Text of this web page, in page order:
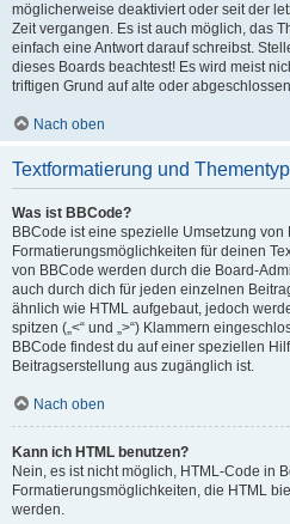
möglicherweise deaktiviert oder seit der
Zeit vergangen. Es ist auch möglich, das
einfach eine Antwort darauf schreibst.
dieses Boards beachtest! Es wird meist
triftigen Grund auf alte oder
Nach oben
Textformatierung und
Was ist BBCode?
BBCode ist eine spezielle Umsetzung
Formatierungsmöglichkeiten für deinen
von BBCode werden durch die Board-
auch durch dich für jeden einzelnen
ähnlich wie HTML aufgebaut, jedoch
spitzen („<“ und „>“) Klammern
BBCode findest du auf einer speziellen
Beitragserstellung aus zugänglich ist.
Nach oben
Kann ich HTML benutzen?
Nein, es ist nicht möglich, HTML-Code in
Formatierungsmöglichkeiten, die HTML
werden.